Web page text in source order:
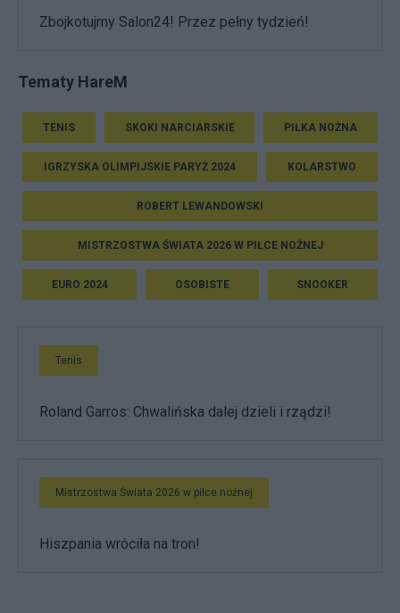
Zbojkotujmy Salon24! Przez pełny tydzień!
Tematy HareM
TENIS SKOKI NARCIARSKIE PIŁKA NOŻNA
IGRZYSKA OLIMPIJSKIE PARYŻ 2024 KOLARSTWO
ROBERT LEWANDOWSKI
MISTRZOSTWA ŚWIATA 2026 W PIŁCE NOŻNEJ
EURO 2024 OSOBISTE SNOOKER
Tenis
Roland Garros: Chwalińska dalej dzieli i rządzi!
Mistrzostwa Świata 2026 w piłce nożnej
Hiszpania wróciła na tron!